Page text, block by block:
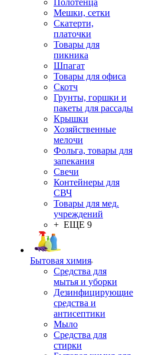
Полотенца
Мешки, сетки
Скатерти,
платочки
Товары для
пикника
Шпагат
Товары для офиса
Скотч
Грунты, горшки и
пакеты для рассады
Крышки
Хозяйственные
мелочи
Фольга, товары для
запекания
Свечи
Контейнеры для
СВЧ
Товары для мед.
учреждений
+ ЕЩЕ 9
Бытовая химия
Средства для
мытья и уборки
Дезинфицирующие
средства и
антисептики
Мыло
Средства для
стирки